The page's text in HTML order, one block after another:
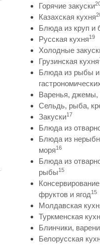
Горячие закуски
Казахская кухня
Блюда из круп и
Русская кухня19
Холодные
Грузинская кухня
Блюда из рыбы
Варенья, джемы,
Сельдь, рыба,
Закуски17
Блюда из
Блюда из
моря16
Блюда из
рыбы15
фруктов и ягод15
Молдавская
Туркменская
Блинчики,
Белорусская